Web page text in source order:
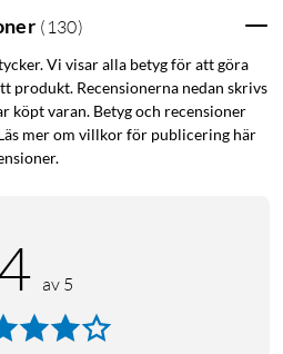
handtag?
titta på den stängda dörren.
sida → välj vänster handtag
sida
av vilken hand du öppnar med. Ett
till höger utifrån) behöver ett
( 130)
Vi visar alla betyg för att göra
produkt. Recensionerna nedan skrivs
köpt varan. Betyg och recensioner
mer om villkor för publicering här
av 5